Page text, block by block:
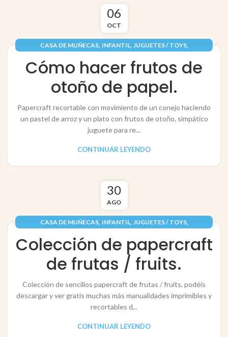
06
OCT
CASA DE MUÑECAS, INFANTIL, JUGUETES / TOYS,
RECORTABLES PAPERCRAFT
Cómo hacer frutos de
otoño de papel.
Papercraft recortable con movimiento de un conejo haciendo
un pastel de arroz y un plato con frutos de otoño, simpático
juguete para re...
CONTINUAR LEYENDO
30
AGO
CASA DE MUÑECAS, INFANTIL, JUGUETES / TOYS,
Colección de papercraft
de frutas / fruits.
Colección de sencillos papercraft de frutas / fruits, podéis
descargar y ver gratis muchas más manualidades imprimibles y
recortables d...
CONTINUAR LEYENDO